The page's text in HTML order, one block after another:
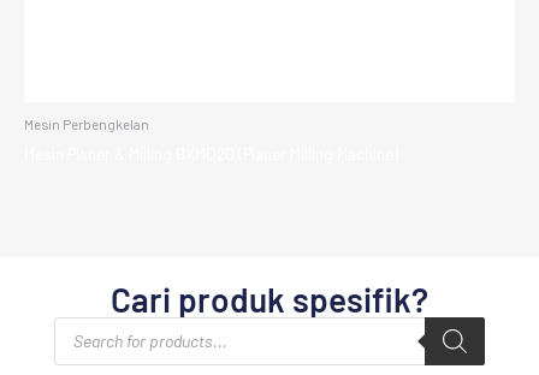
Mesin Perbengkelan
Cari produk spesifik?
Products
search